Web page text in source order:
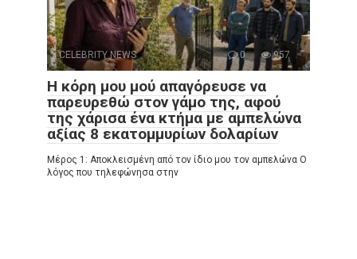
CELEBRITY NEWS 0 957
Η κόρη μου μού απαγόρευσε να
παρευρεθώ στον γάμο της, αφού
της χάρισα ένα κτήμα με αμπελώνα
αξίας 8 εκατομμυρίων δολαρίων
Μέρος 1: Αποκλεισμένη από τον ίδιο μου τον αμπελώνα Ο
λόγος που τηλεφώνησα στην